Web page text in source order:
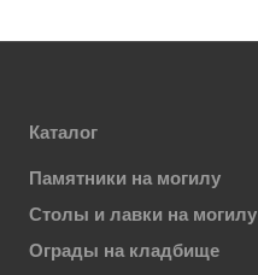
Каталог
Памятники на могилу
Столы и лавки на могилу
Ограды на кладбище